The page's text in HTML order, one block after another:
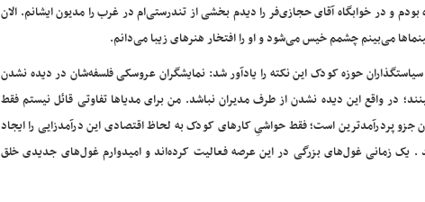
و در خوابگاه آقای حجازی‌فر را دیدم بخشی از تندرستی‌ام در غرب را مدیون ایشانم. الان
می‌بینم چشمم خیس می‌شود و او را افتخار هنرهای زیبا می‌دانم.
حوزه کودک این نکته را یادآور شد: نمایشگران عروسکی فلسفه‌شان در دیده نشدن
در واقع این دیده نشدن از طرف مدیران نباشد. من برای مدیاها تفاوتی قائل نیستم فقط
پردرآمدترین است؛ فقط حواشیِ کارهای کودک به لحاظ اقتصادی این درآمدزایی را ایجاد
. یک زمانی غول‌های بزرگی در این عرصه فعالیت کرده‌اند و امیدوارم غول‌های جدیدی خلق